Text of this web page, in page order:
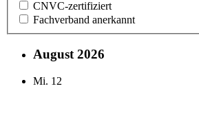
CNVC-zertifiziert
Fachverband anerkannt
August 2026
Mi. 12